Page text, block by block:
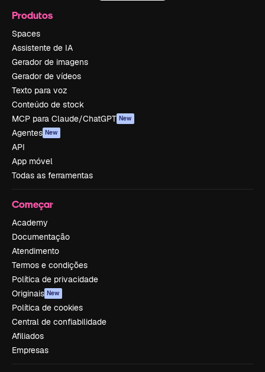
Produtos
Spaces
Assistente de IA
Gerador de imagens
Gerador de vídeos
Texto para voz
Conteúdo de stock
MCP para Claude/ChatGPT New
Agentes New
API
App móvel
Todas as ferramentas
Começar
Academy
Documentação
Atendimento
Termos e condições
Política de privacidade
Originais New
Política de cookies
Central de confiabilidade
Afiliados
Empresas